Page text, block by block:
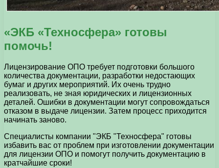
«ЭКБ «Техносфера» готовы
помочь!
Лицензирование ОПО требует подготовки большого
количества документации, разработки недостающих
бумаг и других мероприятий. Их очень трудно
реализовать, не зная юридических и лицензионных
деталей. Ошибки в документации могут сопровождаться
отказом в выдаче лицензии. Затем процесс приходится
начинать заново.
Специалисты компании "ЭКБ "Техносфера" готовы
избавить вас от проблем при изготовлении документации
для лицензии ОПО и помогут получить документацию в
кратчайшие сроки!